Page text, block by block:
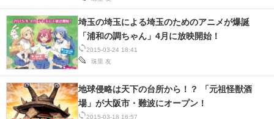
2015-03-24 18:41
珠里 友
埼玉の埼玉による埼玉のためのアニメが爆誕
「浦和の調ちゃん」4月に放映開始！
2015-03-18 16:57
地球侵略は天下の台所から！？ 「元祖怪獣酒
場」が大阪市・難波にオープン！